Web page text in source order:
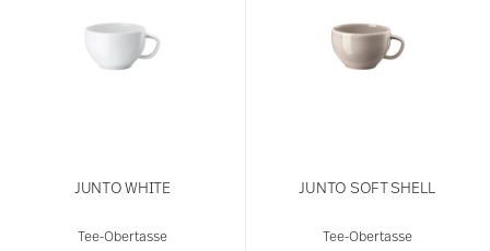
JUNTO WHITE
Tee-Obertasse
JUNTO SOFT SHELL
Tee-Obertasse